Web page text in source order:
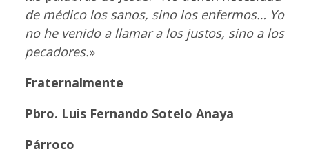
de médico los sanos, sino los enfermos… Yo
no he venido a llamar a los justos, sino a los
pecadores.»
Fraternalmente
Pbro. Luis Fernando Sotelo Anaya
Párroco